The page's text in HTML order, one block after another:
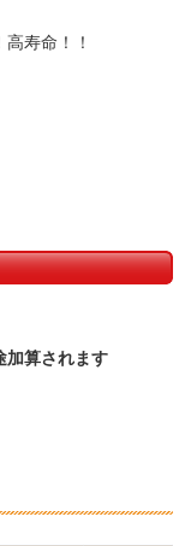
寿命！！
加算されます